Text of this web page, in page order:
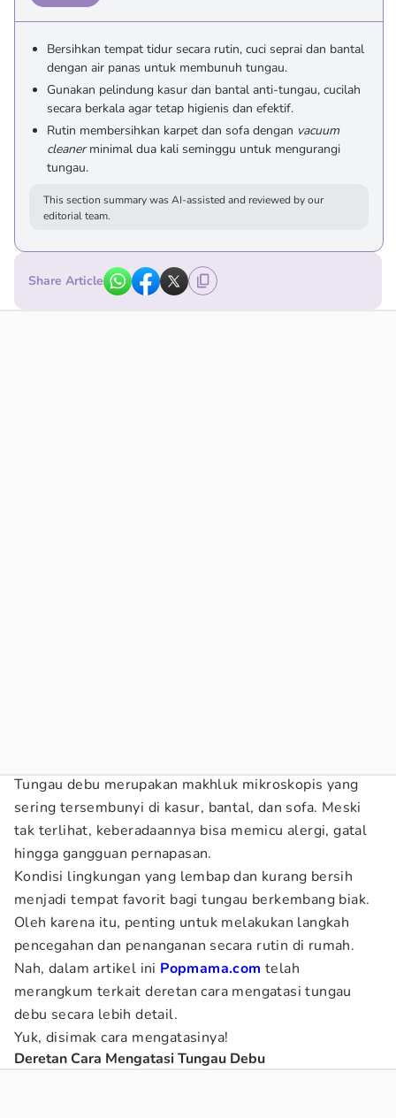
Bersihkan tempat tidur secara rutin, cuci seprai dan bantal
dengan air panas untuk membunuh tungau.
Gunakan pelindung kasur dan bantal anti-tungau, cucilah
secara berkala agar tetap higienis dan efektif.
Rutin membersihkan karpet dan sofa dengan vacuum
cleanerminimal dua kali seminggu untuk mengurangi
tungau.
This section summary was AI-assisted and reviewed by our
editorial team.
Share Article
Tungau debu merupakan makhluk mikroskopis yang
sering tersembunyi di kasur, bantal, dan sofa. Meski
tak terlihat, keberadaannya bisa memicu alergi, gatal
hingga gangguan pernapasan.
Kondisi lingkungan yang lembap dan kurang bersih
menjadi tempat favorit bagi tungau berkembang biak.
Oleh karena itu, penting untuk melakukan langkah
pencegahan dan penanganan secara rutin di rumah.
Nah, dalam artikel ini Popmama.com telah
merangkum terkait deretan cara mengatasi tungau
debu secara lebih detail.
Yuk, disimak cara mengatasinya!
Deretan Cara Mengatasi Tungau Debu